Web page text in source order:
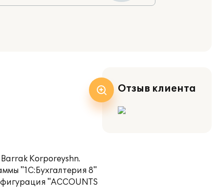
Korporeyshn.
"1С:Бухгалтерия 8"
"ACCOUNTS
Отзыв клиента